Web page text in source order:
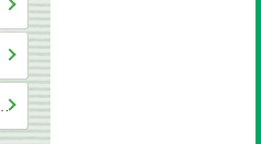
あだち福祉人材『就職フェア』出展します